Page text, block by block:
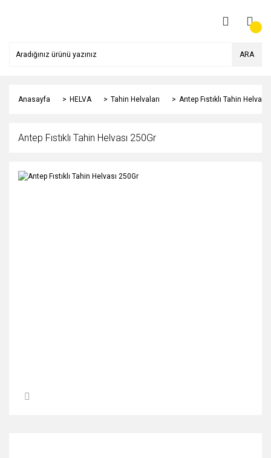
ARA
Anasayfa HELVA Tahin Helvaları Antep Fıstıklı Tahin Helvası
Antep Fıstıklı Tahin Helvası 250Gr